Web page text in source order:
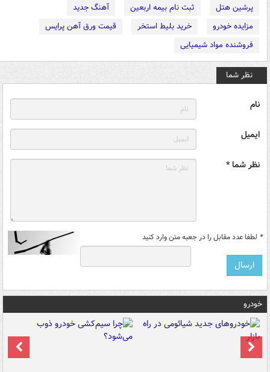
پرشین هتل
ثبت نام بیمه اربعین
آهنگ جدید
مزایده خودرو
خرید بلیط استخر
قیمت ورق آهن پرایس
فروشنده مواد شیمیایی
نظر شما
نام
ایمیل
نظر شما *
* لطفا عدد مقابل را در جعبه متن وارد کنید
خودرو